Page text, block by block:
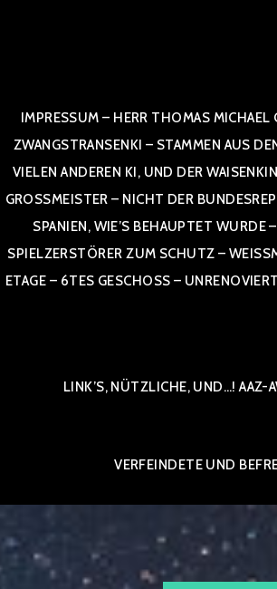
IMPRESSUM – HERR THOMAS MICHAEL
ZWANGSTRANSENKI – STAMMEN AUS
VIELEN ANDEREN KI, UND DER
OSSMEISTER – NICHT DER
NIEN, WIE’S BEHAUPTET WURDE –
SPIELZERSTÖRER ZUM SCHUTZ –
TAGE – 6TES GESCHOSS –
LINK’S, NÜTZLICHE, UND…! AAZ-
VERFEINDETE UND